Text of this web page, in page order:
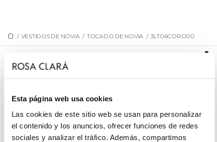
Esta página web usa cookies
Las cookies de este sitio web se usan para personalizar
el contenido y los anuncios, ofrecer funciones de redes
sociales y analizar el tráfico. Además, compartimos
/ VESTIDOS DE NOVIA / TOCADO DE NOVIA / 3LT06CORO00
3LT06CORO00
color plata y rosé.